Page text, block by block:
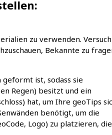
zu verwenden.
Bekannte zu
ist, sodass sie
Regen) besitzt und ein
hat, um Ihre geoTips
benötigt, um die
Logo) zu platzieren,